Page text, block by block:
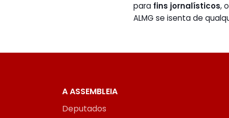
para fins jornalísticos,
ALMG se isenta de
A ASSEMBLEIA
Deputados